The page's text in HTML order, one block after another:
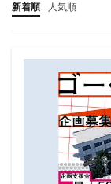
新着順 人気順